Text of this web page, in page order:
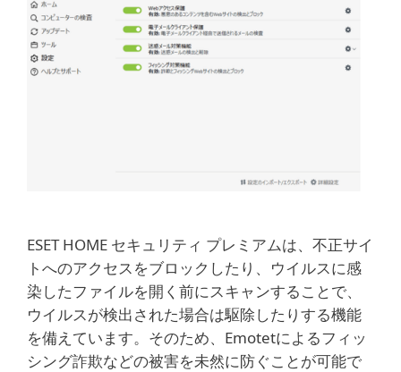
ESET HOME セキュリティ プレミアムは、不正サイ
トへのアクセスをブロックしたり、ウイルスに感
染したファイルを開く前にスキャンすることで、
ウイルスが検出された場合は駆除したりする機能
を備えています。そのため、Emotetによるフィッ
シング詐欺などの被害を未然に防ぐことが可能で